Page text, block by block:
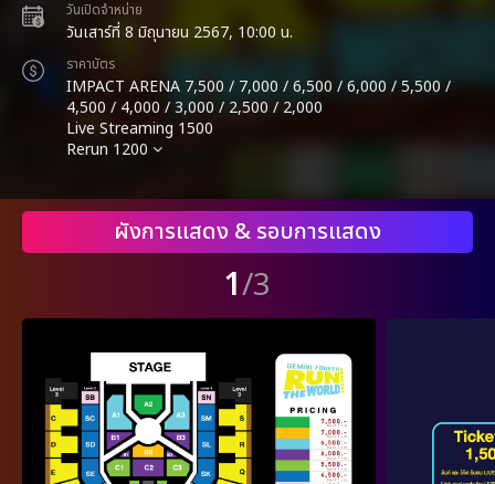
วันเปิดจำหน่าย
วันเสาร์ที่ 8 มิถุนายน 2567, 10:00 น.
ราคาบัตร
IMPACT ARENA 7,500 / 7,000 / 6,500 / 6,000 / 5,500 /
4,500 / 4,000 / 3,000 / 2,500 / 2,000
Live Streaming 1500
Rerun 1200
ผังการแสดง & รอบการแสดง
1/3